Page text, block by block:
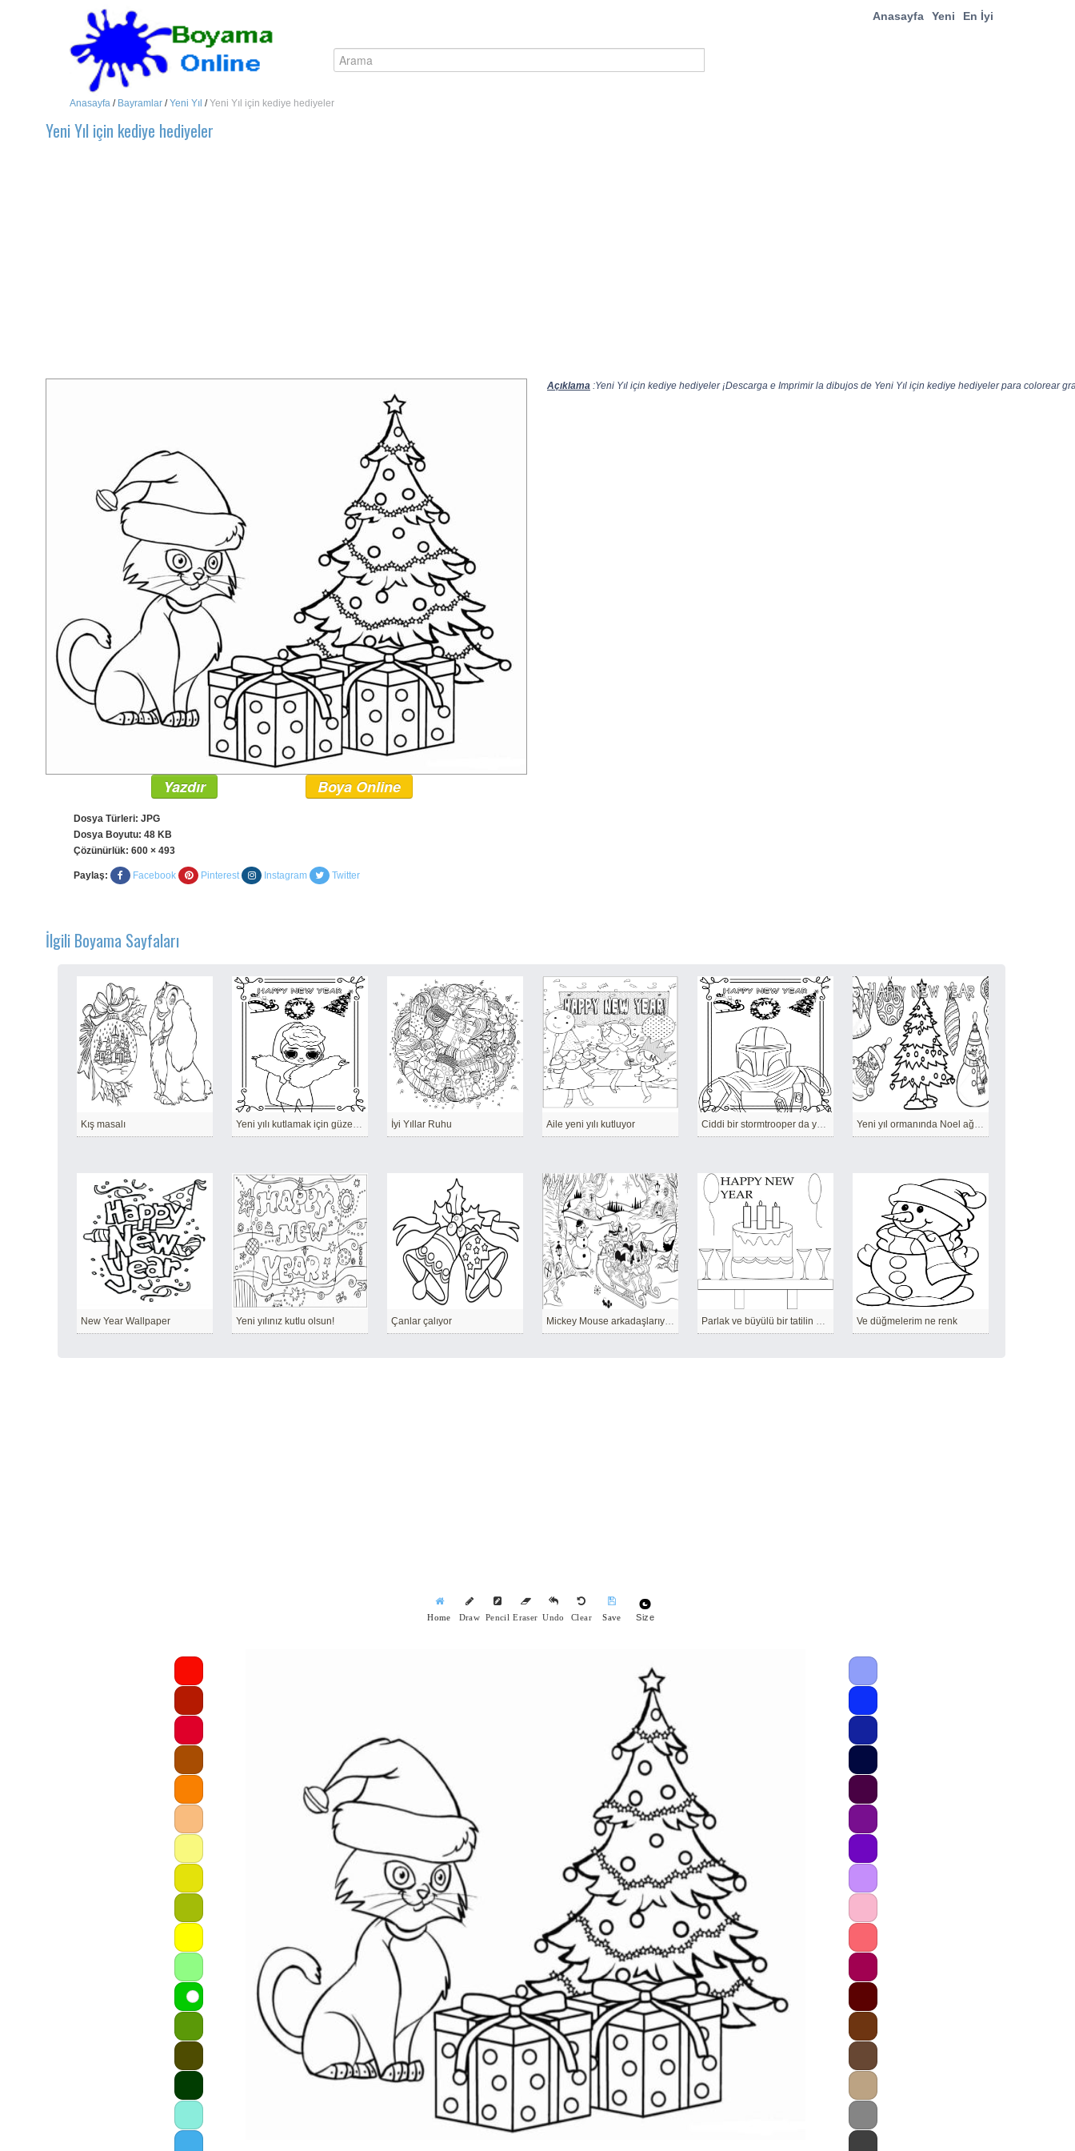
Anasayfa Yeni En İyi
Anasayfa / Bayramlar /Yeni Yıl /Yeni Yıl için kediye hediyeler
Yeni Yıl için kediye hediyeler
Açıklama :Yeni Yıl için kediye hediyeler ¡Descarga e Imprimir la dibujos de Yeni Yıl için kediye hediyeler para colorear
Yazdır Boya Online
Dosya Türleri: JPG
Dosya Boyutu: 48 KB
Çözünürlük: 600 × 493
Paylaş: Facebook Pinterest Instagram Twitter
İlgili Boyama Sayfaları
Kış masalı Yeni yılı kutlamak için güzel bir kıyafet hazır İyi Yıllar Ruhu Aile yeni yılı kutluyor Ciddi bir stormtrooper da yeni yılı bekliyor Yeni yıl ormanında Noel ağacı
New Year Wallpaper Yeni yılınız kutlu olsun! Çanlar çalıyor Mickey Mouse arkadaşlarıyla kızakla kayıyor Parlak ve büyülü bir tatilin şerefine pasta Ve düğmelerim ne renk
Home Draw Pencil Eraser Undo Clear Save Size